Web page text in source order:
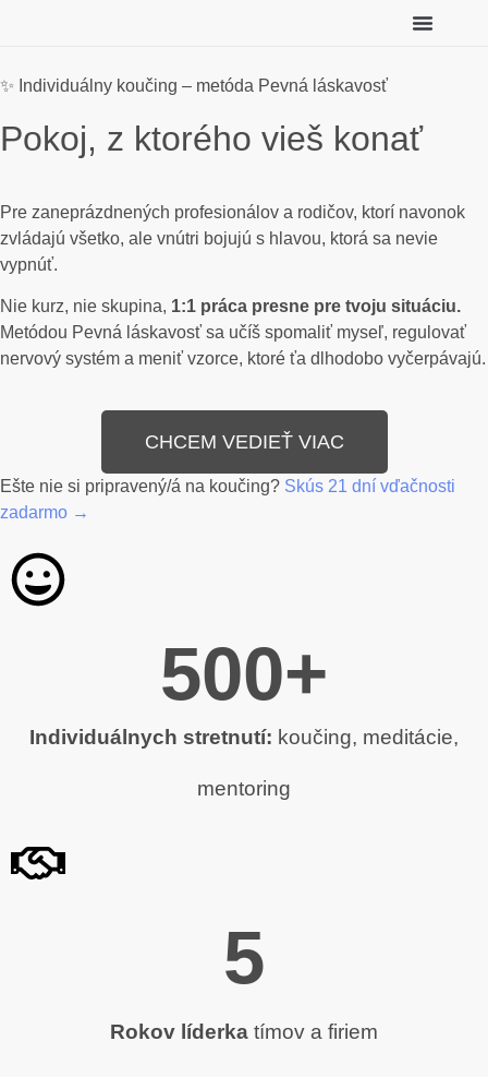
✨ Individuálny koučing – metóda Pevná láskavosť
Pokoj, z ktorého vieš konať
Pre zaneprázdnených profesionálov a rodičov, ktorí navonok
zvládajú všetko, ale vnútri bojujú s hlavou, ktorá sa nevie
vypnúť.
Nie kurz, nie skupina, 1:1 práca presne pre tvoju situáciu.
Metódou Pevná láskavosť sa učíš spomaliť myseľ, regulovať
nervový systém a meniť vzorce, ktoré ťa dlhodobo vyčerpávajú.
CHCEM VEDIEŤ VIAC
Ešte nie si pripravený/á na koučing? Skús 21 dní vďačnosti
zadarmo →
Individuálnych stretnutí: koučing, meditácie,
mentoring
500+
Rokov líderka tímov a firiem
5